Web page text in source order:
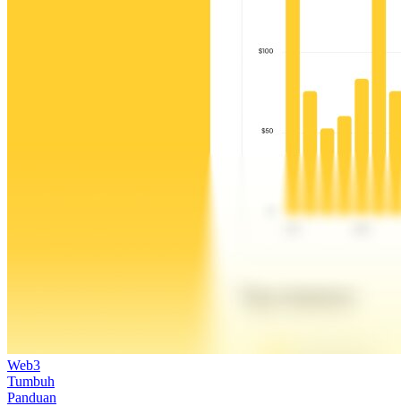
Web3
Tumbuh
Panduan